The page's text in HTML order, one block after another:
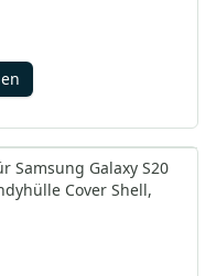
Samsung Galaxy S20
Cover Shell,